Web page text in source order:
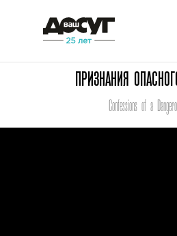
ПРИЗНАНИЯ
Confessions of a